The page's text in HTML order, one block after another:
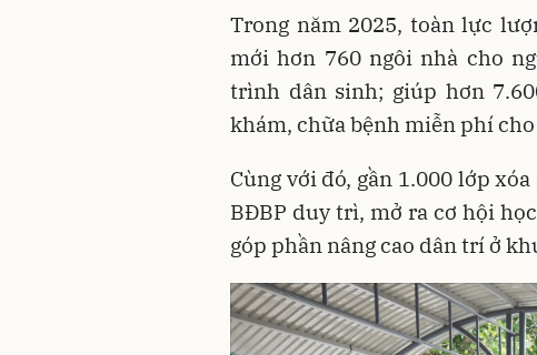
Trong năm 2025, toàn lực
mới hơn 760 ngôi nhà cho
trình dân sinh; giúp hơn
khám, chữa bệnh miễn phí
Cùng với đó, gần 1.000 lớp
BĐBP duy trì, mở ra cơ hội
góp phần nâng cao dân trí ở